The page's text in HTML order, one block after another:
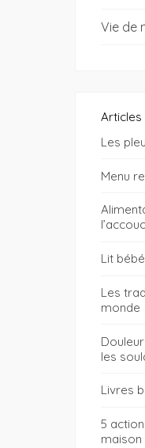
Vie de
Articles
Les
Menu
Lit
Les
monde
les
Livres
5
maison